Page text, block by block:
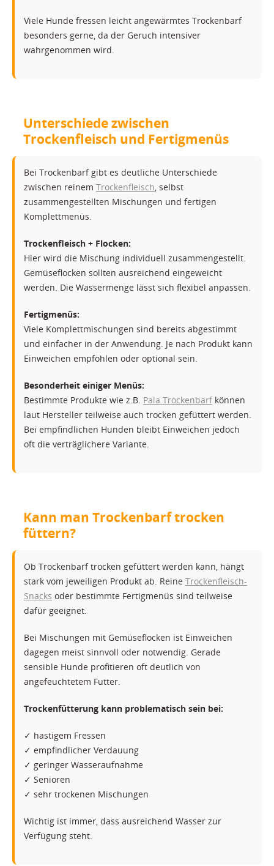
Viele Hunde fressen leicht angewärmtes Trockenbarf
besonders gerne, da der Geruch intensiver
wahrgenommen wird.
Unterschiede zwischen
Trockenfleisch und Fertigmenüs
Bei Trockenbarf gibt es deutliche Unterschiede
zwischen reinem Trockenfleisch, selbst
zusammengestellten Mischungen und fertigen
Komplettmenüs.
Trockenfleisch + Flocken:
Hier wird die Mischung individuell zusammengestellt.
Gemüseflocken sollten ausreichend eingeweicht
werden. Die Wassermenge lässt sich flexibel anpassen.
Fertigmenüs:
Viele Komplettmischungen sind bereits abgestimmt
und einfacher in der Anwendung. Je nach Produkt kann
Einweichen empfohlen oder optional sein.
Besonderheit einiger Menüs:
Bestimmte Produkte wie z.B. Pala Trockenbarf können
laut Hersteller teilweise auch trocken gefüttert werden.
Bei empfindlichen Hunden bleibt Einweichen jedoch
oft die verträglichere Variante.
Kann man Trockenbarf trocken
füttern?
Ob Trockenbarf trocken gefüttert werden kann, hängt
stark vom jeweiligen Produkt ab. Reine Trockenfleisch-
Snacks oder bestimmte Fertigmenüs sind teilweise
dafür geeignet.
Bei Mischungen mit Gemüseflocken ist Einweichen
dagegen meist sinnvoll oder notwendig. Gerade
sensible Hunde profitieren oft deutlich von
angefeuchtetem Futter.
Trockenfütterung kann problematisch sein bei:
✓ hastigem Fressen
✓ empfindlicher Verdauung
✓ geringer Wasseraufnahme
✓ Senioren
✓ sehr trockenen Mischungen
Wichtig ist immer, dass ausreichend Wasser zur
Verfügung steht.